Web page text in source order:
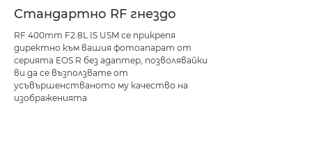
Стандартно RF гнездо
RF 400mm F2.8L IS USM се прикрепя
директно към вашия фотоапарат от
серията EOS R без адаптер, позволявайки
ви да се възползвате от
усъвършенстваното му качество на
изображенията